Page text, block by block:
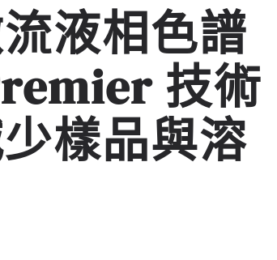
液相色譜
技術
樣品與溶